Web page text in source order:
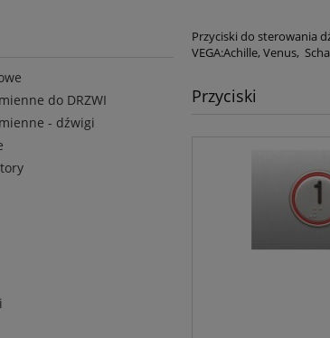
do DRZWI
- dźwigi
Przyciski do sterowania
VEGA:Achille, Venus,
Przyciski